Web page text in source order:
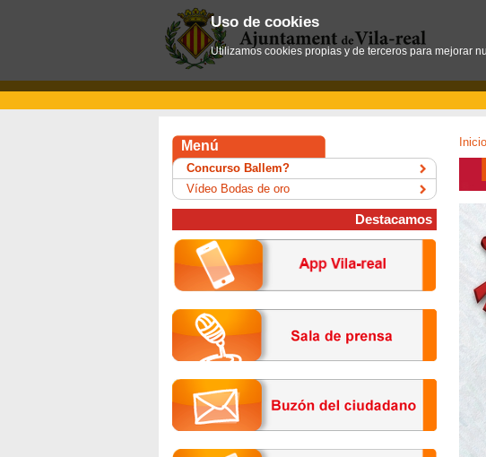
Inicio
Menú
Concurso Ballem?
Vídeo Bodas de oro
Destacamos
Uso de cookies
Utilizamos cookies propias y de terceros para mejorar